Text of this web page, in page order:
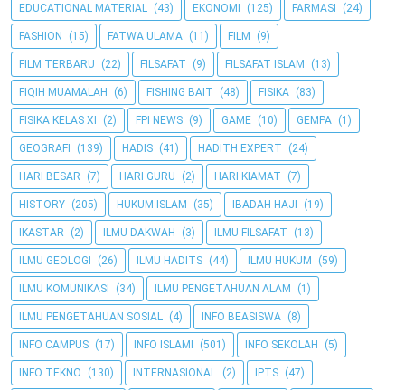
EDUCATIONAL MATERIAL (43) EKONOMI (125) FARMASI (24)
FASHION (15) FATWA ULAMA (11) FILM (9)
FILM TERBARU (22) FILSAFAT (9) FILSAFAT ISLAM (13)
FIQIH MUAMALAH (6) FISHING BAIT (48) FISIKA (83)
FISIKA KELAS XI (2) FPI NEWS (9) GAME (10) GEMPA (1)
GEOGRAFI (139) HADIS (41) HADITH EXPERT (24)
HARI BESAR (7) HARI GURU (2) HARI KIAMAT (7)
HISTORY (205) HUKUM ISLAM (35) IBADAH HAJI (19)
IKASTAR (2) ILMU DAKWAH (3) ILMU FILSAFAT (13)
ILMU GEOLOGI (26) ILMU HADITS (44) ILMU HUKUM (59)
ILMU KOMUNIKASI (34) ILMU PENGETAHUAN ALAM (1)
ILMU PENGETAHUAN SOSIAL (4) INFO BEASISWA (8)
INFO CAMPUS (17) INFO ISLAMI (501) INFO SEKOLAH (5)
INFO TEKNO (130) INTERNASIONAL (2) IPTS (47)